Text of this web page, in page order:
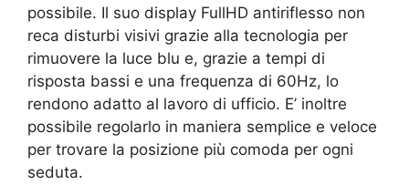
possibile. Il suo display FullHD antiriflesso non
reca disturbi visivi grazie alla tecnologia per
rimuovere la luce blu e, grazie a tempi di
risposta bassi e una frequenza di 60Hz, lo
rendono adatto al lavoro di ufficio. E’ inoltre
possibile regolarlo in maniera semplice e veloce
per trovare la posizione più comoda per ogni
seduta.